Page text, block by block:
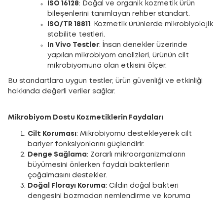
ISO 16128: Doğal ve organik kozmetik ürün
bileşenlerini tanımlayan rehber standart.
ISO/TR 18811 : Kozmetik ürünlerde mikrobiyolojik
stabilite testleri.
In Vivo Testler: İnsan denekler üzerinde
yapılan mikrobiyom analizleri, ürünün cilt
mikrobiyomuna olan etkisini ölçer.
Bu standartlara uygun testler, ürün güvenliği ve etkinliği
hakkında değerli veriler sağlar.
Mikrobiyom Dostu Kozmetiklerin Faydaları
Cilt Koruması : Mikrobiyomu destekleyerek cilt
bariyer fonksiyonlarını güçlendirir.
Denge Sağlama: Zararlı mikroorganizmaların
büyümesini önlerken faydalı bakterilerin
çoğalmasını destekler.
Doğal Florayı Koruma: Cildin doğal bakteri
dengesini bozmadan nemlendirme ve koruma